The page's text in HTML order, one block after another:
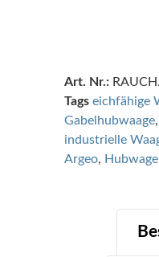
Art. Nr.:
Tags eichfähige
Gabelhubwaage,
industrielle
Argeo,